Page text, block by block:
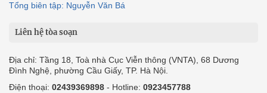
Tổng biên tập: Nguyễn Văn Bá
Liên hệ tòa soạn
Địa chỉ: Tầng 18, Toà nhà Cục Viễn thông (VNTA), 68 Dương
Đình Nghệ, phường Cầu Giấy, TP. Hà Nội.
Điện thoại: 02439369898 - Hotline: 0923457788